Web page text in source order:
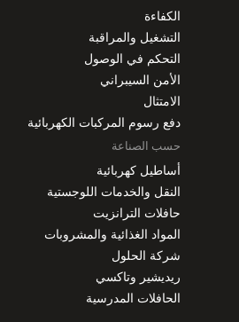
الكفاءة
التشغيل والمراقبة
التحكم في الوصول
الأمن السيبراني
الامتثال
دفع رسوم المركبات الكهربائية
حسب الصناعة
أساطيل كهربائية
النقل والخدمات اللوجستية
حافلات الترانزيت
المواد الغذائية والمشروبات
شركة الحلول
ريديشير وتاكسي
الحافلات المدرسية